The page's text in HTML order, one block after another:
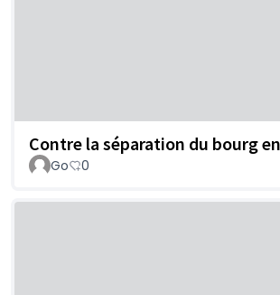
Contre la séparation du bourg
Go 0